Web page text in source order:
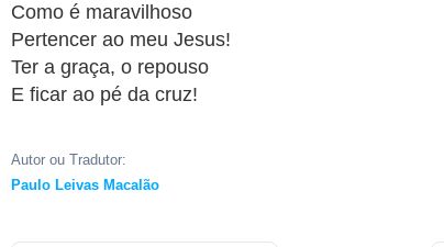
Como é maravilhoso
Pertencer ao meu Jesus!
Ter a graça, o repouso
E ficar ao pé da cruz!
Autor ou Tradutor:
Paulo Leivas Macalão